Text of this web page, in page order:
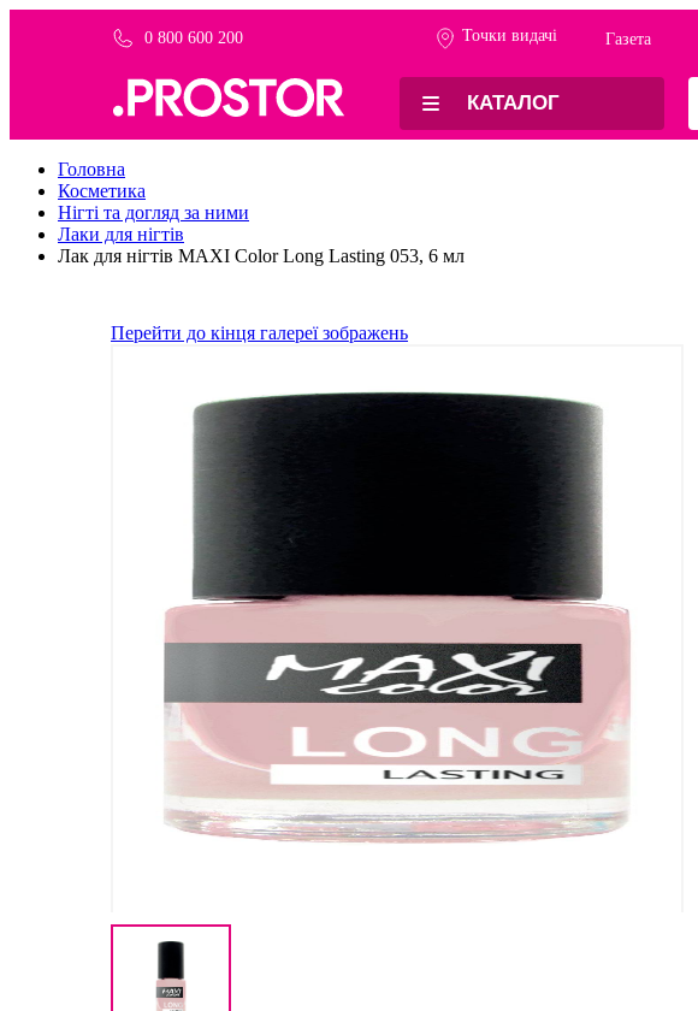
0 800 600 200 Точки видачi Газета
КАТАЛОГ
Головна
Косметика
Нігті та догляд за ними
Лаки для нігтів
Лак для нігтів MAXI Color Long Lasting 053, 6 мл
Перейти до кінця галереї зображень